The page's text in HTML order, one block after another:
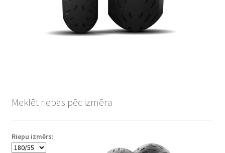
Meklēt riepas pēc izmēra
Riepu izmērs: